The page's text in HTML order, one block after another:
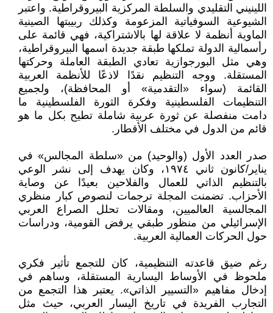
اللينيني التقليدي والسلطة المركزية البيروقراطية. واعتبر
الشيوعية السوفياتية المزعومة وكذلك ربيبتها الصينية
الماوية أنظمة لا علاقة لها بالاشتراكية، فهي قائمة على
رأسمالية الدولة تملكها طبقة جديدة اسمها البيروقراطية،
وهي مثل البورجوازية تعادي الطبقة العاملة وحركتها
المستقلة. ووجه التنظيم نقدًا لاذعًا للأنظمة العربية
القائمة (سواء «التقدمية» أو المحافظة)، ولجميع
التنظيمات الفلسطينية وفكرة الثورة الفلسطينية ما
دامت منفصلة عن ثورة عربية شاملة تطيح بكل ما هو
قائم من الدول في مختلف الأقطار.
صدر العدد الأول (والوحيد) من «سلطة المجالس» في
يناير/كانون ثاني ١٩٧٤، وكان يهدف إلى نشر الوعي
بالتنظيم الذاتي للعمال والفلاحين بعيدًا عن وصاية
الأحزاب. تضمنت المجلة ترجمات لنصوص كبار منظري
المجالسية العالميين، ومقالات تحلل الصراع العربي
الإسرائيلي من منظور طبقي يرفض القومية، ودراسات
حول الحركات العمالية العربية.
رغم ضيق قاعدته التنظيمية، كان للتجمع تأثير فكري
ملحوظ في الأوساط اليسارية المستقلة، وساهم في
إدخال مفاهيم «التسيير الذاتي». يعتبر هذا التجمع من
التجارب الفريدة في تاريخ اليسار العربي، حيث مثل